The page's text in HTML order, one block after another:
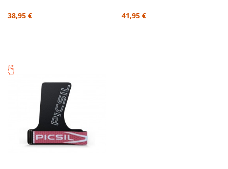
38,95 € 41,95 €